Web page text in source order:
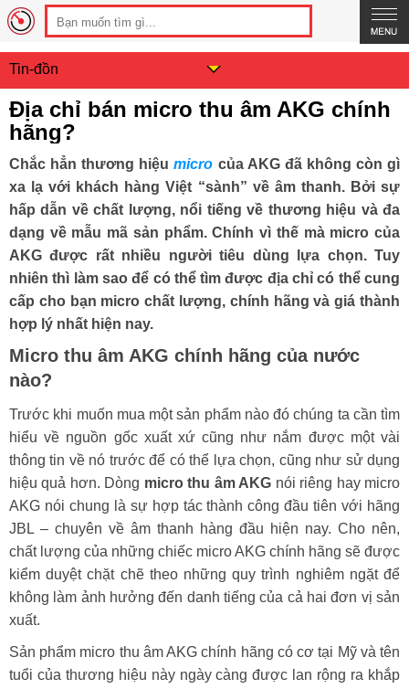
Tin-đồn
Địa chỉ bán micro thu âm AKG chính
hãng?
Chắc hẳn thương hiệumicro của AKG đã không còn gì
xa lạ với khách hàng Việt “sành” về âm thanh. Bởi sự
hấp dẫn về chất lượng, nổi tiếng về thương hiệu và đa
dạng về mẫu mã sản phẩm. Chính vì thế mà micro của
AKG được rất nhiều người tiêu dùng lựa chọn. Tuy
nhiên thì làm sao để có thể tìm được địa chỉ có thể cung
cấp cho bạn micro chất lượng, chính hãng và giá thành
hợp lý nhất hiện nay.
Micro thu âm AKG chính hãng của nước
nào?
Trước khi muốn mua một sản phẩm nào đó chúng ta cần tìm
hiểu về nguồn gốc xuất xứ cũng như nắm được một vài
thông tin về nó trước để có thể lựa chọn, cũng như sử dụng
hiệu quả hơn. Dòng micro thu âm AKG nói riêng hay micro
AKG nói chung là sự hợp tác thành công đầu tiên với hãng
JBL – chuyên về âm thanh hàng đầu hiện nay. Cho nên,
chất lượng của những chiếc micro AKG chính hãng sẽ được
kiểm duyệt chặt chẽ theo những quy trình nghiêm ngặt để
không làm ảnh hưởng đến danh tiếng của cả hai đơn vị sản
xuất.
Sản phẩm micro thu âm AKG chính hãng có cơ tại Mỹ và tên
tuổi của thương hiệu này ngày càng được lan rộng ra khắp